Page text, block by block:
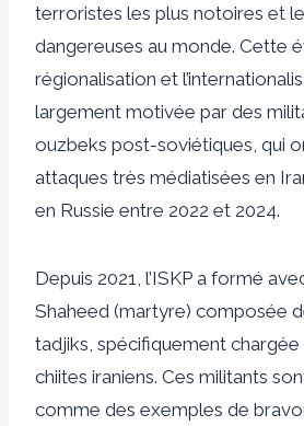
terroristes les plus notoires et
dangereuses au monde. Cette
régionalisation et
largement motivée par des
ouzbeks post-soviétiques, qui
attaques très médiatisées en
en Russie entre 2022 et 2024.
Depuis 2021, l’ISKP a formé
Shaheed (martyre) composée
tadjiks, spécifiquement chargée
chiites iraniens. Ces militants
comme des exemples de